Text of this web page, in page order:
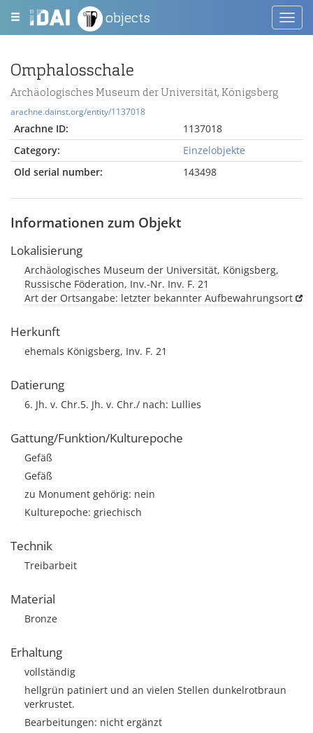
objects
Omphalosschale
Archäologisches Museum der Universität, Königsberg
arachne.dainst.org/entity/1137018
Arachne ID:
1137018
Category:
Einzelobjekte
Old serial number:
143498
Informationen zum Objekt
Lokalisierung
Archäologisches Museum der Universität, Königsberg,
Russische Föderation, Inv.-Nr. Inv. F. 21
Art der Ortsangabe: letzter bekannter Aufbewahrungsort
Herkunft
ehemals Königsberg, Inv. F. 21
Datierung
6. Jh. v. Chr.5. Jh. v. Chr./ nach: Lullies
Gattung/Funktion/Kulturepoche
Gefäß
Gefäß
zu Monument gehörig: nein
Kulturepoche: griechisch
Technik
Treibarbeit
Material
Bronze
Erhaltung
vollständig
hellgrün patiniert und an vielen Stellen dunkelrotbraun
verkrustet.
Bearbeitungen: nicht ergänzt